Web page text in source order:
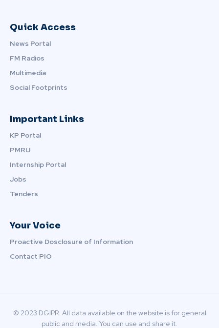
Quick Access
News Portal
FM Radios
Multimedia
Social Footprints
Important Links
KP Portal
PMRU
Internship Portal
Jobs
Tenders
Your Voice
Proactive Dosclosure of Information
Contact PIO
© 2023 DGIPR. All data available on the website is for general
public and media. You can use and share it.